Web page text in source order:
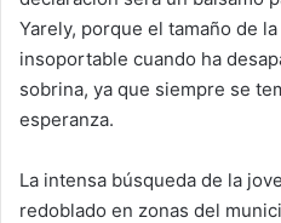
Yarely, porque el tamaño de
insoportable cuando ha
sobrina, ya que siempre se
esperanza.
La intensa búsqueda de la
redoblado en zonas del